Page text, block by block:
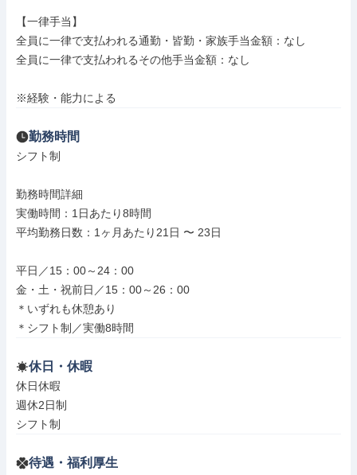
【一律手当】
全員に一律で支払われる通勤・皆勤・家族手当金額：なし
全員に一律で支払われるその他手当金額：なし
※経験・能力による
勤務時間
シフト制
勤務時間詳細
実働時間：1日あたり8時間
平均勤務日数：1ヶ月あたり21日 〜 23日
平日／15：00～24：00
金・土・祝前日／15：00～26：00
＊いずれも休憩あり
＊シフト制／実働8時間
休日・休暇
休日休暇
週休2日制
シフト制
待遇・福利厚生